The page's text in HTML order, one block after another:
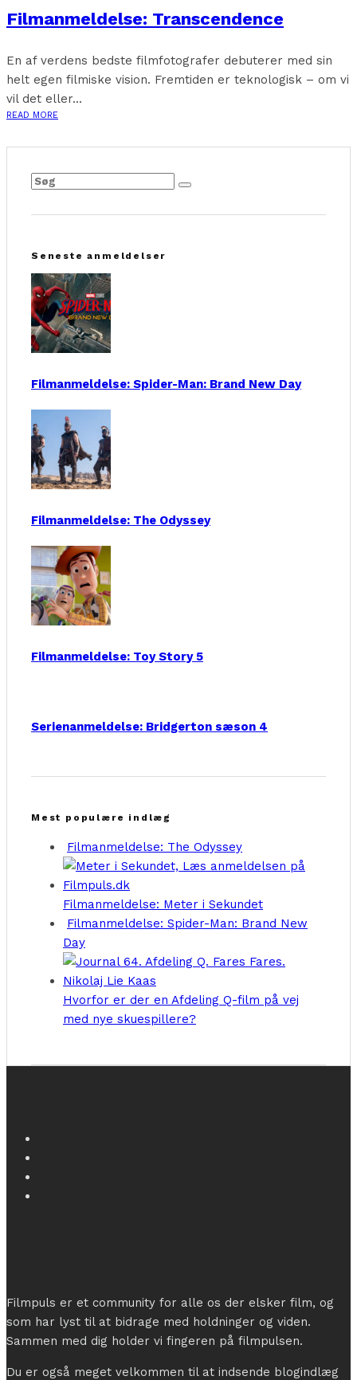
Filmanmeldelse: Transcendence
En af verdens bedste filmfotografer debuterer med sin
helt egen filmiske vision. Fremtiden er teknologisk – om vi
vil det eller...
READ MORE
Seneste anmeldelser
Filmanmeldelse: Spider-Man: Brand New Day
Filmanmeldelse: The Odyssey
Filmanmeldelse: Toy Story 5
Serienanmeldelse: Bridgerton sæson 4
Mest populære indlæg
Filmanmeldelse: The Odyssey
Filmanmeldelse: Meter i Sekundet
Filmanmeldelse: Spider-Man: Brand New
Day
Hvorfor er der en Afdeling Q-film på vej
med nye skuespillere?
Filmpuls er et community for alle os der elsker film, og
som har lyst til at bidrage med holdninger og viden.
Sammen med dig holder vi fingeren på filmpulsen.
Du er også meget velkommen til at indsende blogindlæg